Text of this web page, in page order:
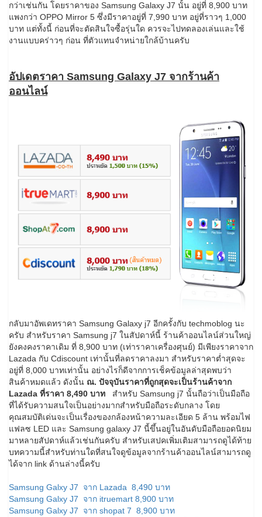
กว่าเช่นกัน โดยราคาของ Samsung Galaxy J7 นั้น อยู่ที่ 8,900 บาท
แพงกว่า OPPO Mirror 5 ซึ่งมีราคาอยู่ที่ 7,990 บาท อยู่ที่ราวๆ 1,000
บาท แต่ทั้งนี้ ก่อนที่จะตัดสินใจซื้อรุ่นใด ควรจะไปทดลองเล่นและใช้
งานแบบคร่าวๆ ก่อน ที่ตัวแทนจำหน่ายใกล้บ้านครับ
อัปเดตราคา Samsung Galaxy J7 จากร้านค้า
ออนไลน์
กลับมาอัพเดทราคา Samsung Galaxy j7 อีกครั้งกับ techmoblog นะ
ครับ สำหรับราคา Samsung j7 ในสัปดาห์นี้ ร้านค้าออนไลน์ส่วนใหญ่
ยังคงคงราคาเดิม ที่ 8,900 บาท (เท่าราคาเครื่องศุนย์) มีเพียงราคาจาก
Lazada กับ Cdiscount เท่านั้นที่ลดราคาลงมา สำหรับราคาต่ำสุดจะ
อยู่ที่ 8,000 บาทเท่านั้น อย่างไรก็ดีจากการเช็คข้อมูลล่าสุดพบว่า
สินค้าหมดแล้ว ดังนั้น ณ. ปัจจุบันราคาที่ถูกสุดจะเป็นร้านค้าจาก
Lazada ที่ราคา 8,490 บาท
สำหรับ Samsung j7 นั้นถือว่าเป็นมือถือ
ที่ได้รับความสนใจเป็นอย่างมากสำหรับมือถือระดับกลาง โดย
คุณสมบัติเด่นจะเป็นเรื่องของกล้องหน้าความละเอียด 5 ล้าน พร้อมไฟ
แฟลซ LED และ Samsung galaxy J7 นี้ขึ้นอยู่ในอันดับมือถือยอดนิยม
มาหลายสัปดาห์แล้วเช่นกันครับ สำหรับเสปคเพิ่มเติมสามารถดูได้ท้าย
บทความนี้สำหรับท่านใดที่สนใจดูข้อมูลจากร้านค้าออนไลน์สามารถดู
ได้จาก link ด้านล่างนี้ครับ
Samsung Galxy J7 จาก Lazada 8,490 บาท
Samsung Galxy J7 จาก itruemart 8,900 บาท
Samsung Galxy J7 จาก shopat 7 8,900 บาท